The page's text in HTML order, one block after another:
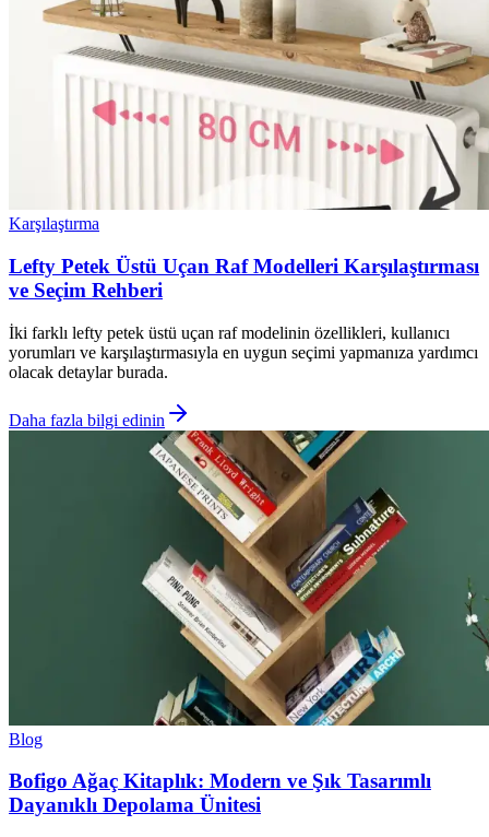
Karşılaştırma
Lefty Petek Üstü Uçan Raf Modelleri Karşılaştırması
ve Seçim Rehberi
İki farklı lefty petek üstü uçan raf modelinin özellikleri, kullanıcı
yorumları ve karşılaştırmasıyla en uygun seçimi yapmanıza yardımcı
olacak detaylar burada.
Daha fazla bilgi edinin
Blog
Bofigo Ağaç Kitaplık: Modern ve Şık Tasarımlı
Dayanıklı Depolama Ünitesi